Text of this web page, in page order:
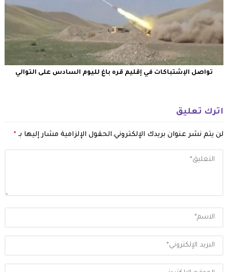
تواصل الإشتباكات في إقليم قره باغ لليوم السادس على التوالي
اترك تعليق
لن يتم نشر عنوان بريدك الإلكتروني.الحقول الإلزامية مشار إليها بـ *